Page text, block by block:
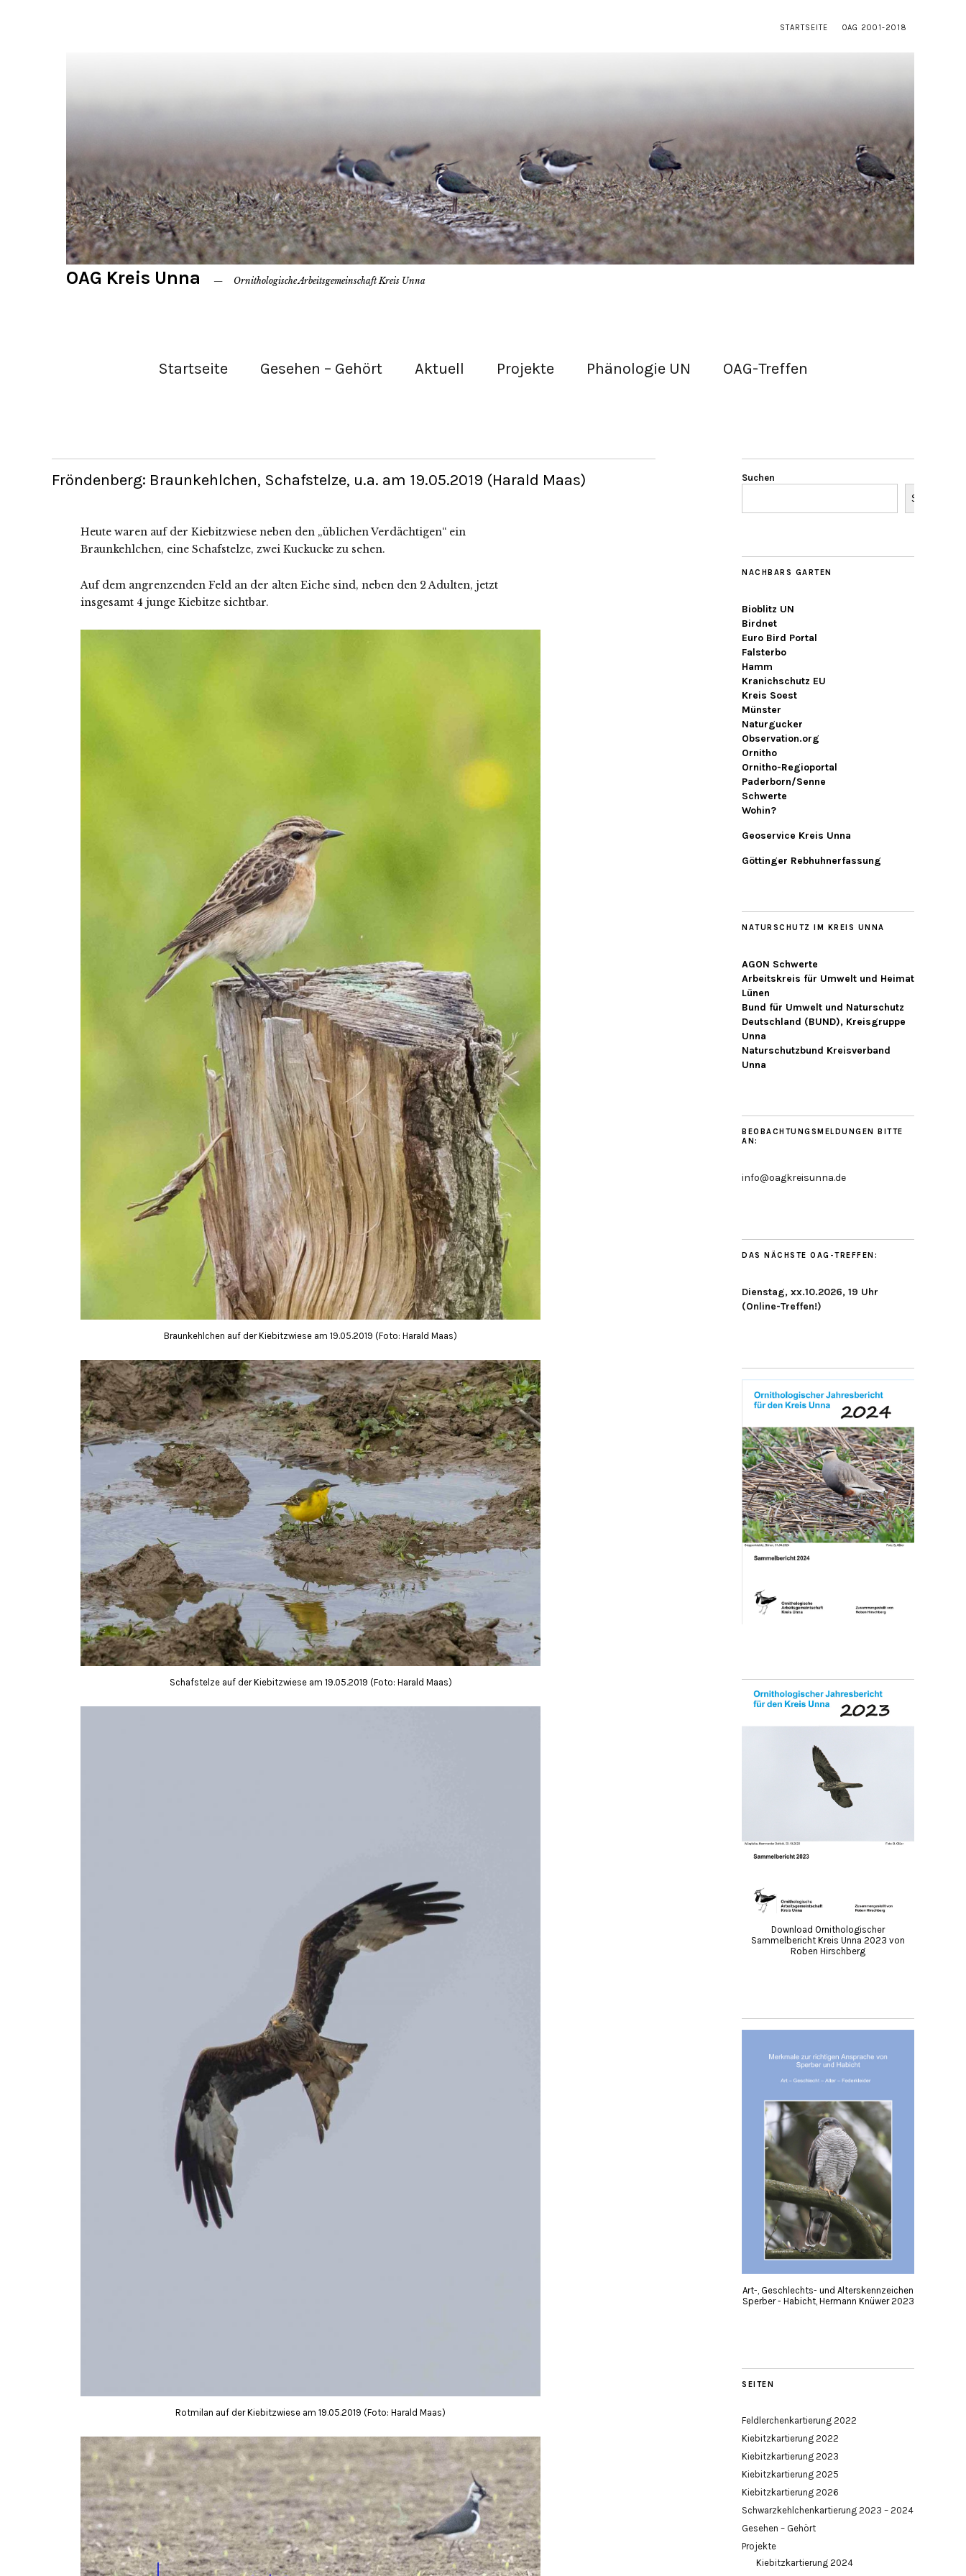
STARTSEITE OAG 2001-2018
OAG Kreis Unna Ornithologische Arbeitsgemeinschaft Kreis Unna
Startseite Gesehen – Gehört Aktuell Projekte Phänologie UN OAG-Treffen
Fröndenberg: Braunkehlchen, Schafstelze, u.a. am 19.05.2019 (Harald Maas)
Heute waren auf der Kiebitzwiese neben den „üblichen Verdächtigen“ ein
Braunkehlchen, eine Schafstelze, zwei Kuckucke zu sehen.
Auf dem angrenzenden Feld an der alten Eiche sind, neben den 2 Adulten, jetzt
insgesamt 4 junge Kiebitze sichtbar.
Braunkehlchen auf der Kiebitzwiese am 19.05.2019 (Foto: Harald Maas)
Schafstelze auf der Kiebitzwiese am 19.05.2019 (Foto: Harald Maas)
Rotmilan auf der Kiebitzwiese am 19.05.2019 (Foto: Harald Maas)
Suchen
Suchen
NACHBARS GARTEN
Bioblitz UN
Birdnet
Euro Bird Portal
Falsterbo
Hamm
Kranichschutz EU
Kreis Soest
Münster
Naturgucker
Observation.org
Ornitho
Ornitho-Regioportal
Paderborn/Senne
Schwerte
Wohin?
Geoservice Kreis Unna
Göttinger Rebhuhnerfassung
NATURSCHUTZ IM KREIS UNNA
AGON Schwerte
Arbeitskreis für Umwelt und Heimat
Lünen
Bund für Umwelt und Naturschutz
Deutschland (BUND), Kreisgruppe
Unna
Naturschutzbund Kreisverband
Unna
BEOBACHTUNGSMELDUNGEN BITTE
AN:
info@oagkreisunna.de
DAS NÄCHSTE OAG-TREFFEN:
Dienstag, xx.10.2026, 19 Uhr
(Online-Treffen!)
Download Ornithologischer
Sammelbericht Kreis Unna 2023 von
Roben Hirschberg
Art-, Geschlechts- und Alterskennzeichen
Sperber - Habicht, Hermann Knüwer 2023
SEITEN
Feldlerchenkartierung 2022
Kiebitzkartierung 2022
Kiebitzkartierung 2023
Kiebitzkartierung 2025
Kiebitzkartierung 2026
Schwarzkehlchenkartierung 2023 – 2024
Gesehen – Gehört
Projekte
Kiebitzkartierung 2024